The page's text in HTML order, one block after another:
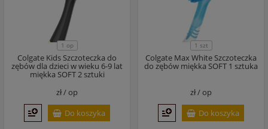
1 op
Colgate Kids Szczoteczka do
zębów dla dzieci w wieku 6-9 lat
miękka SOFT 2 sztuki
zł /op
Do koszyka
1 szt
Colgate Max White Szczoteczka
do zębów miękka SOFT 1 sztuka
zł /op
Do koszyka